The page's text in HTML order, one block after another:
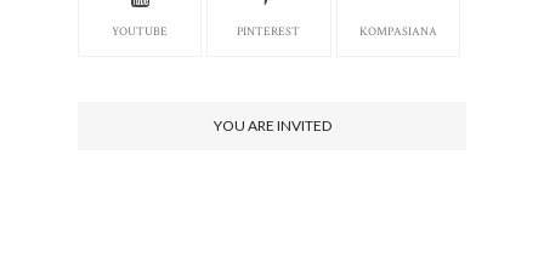
YOUTUBE PINTEREST KOMPASIANA
YOU ARE INVITED